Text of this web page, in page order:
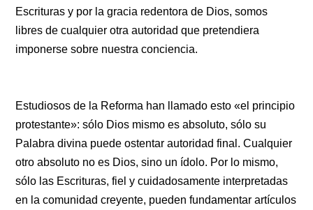
Escrituras y por la gracia redentora de Dios, somos
libres de cualquier otra autoridad que pretendiera
imponerse sobre nuestra conciencia.
Estudiosos de la Reforma han llamado esto «el principio
protestante»: sólo Dios mismo es absoluto, sólo su
Palabra divina puede ostentar autoridad final. Cualquier
otro absoluto no es Dios, sino un ídolo. Por lo mismo,
sólo las Escrituras, fiel y cuidadosamente interpretadas
en la comunidad creyente, pueden fundamentar artículos